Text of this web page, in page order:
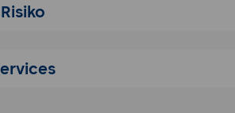
(OCP)
Principle (DIP)